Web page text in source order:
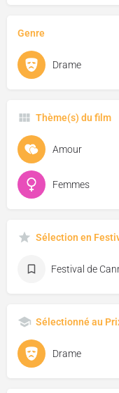
Genre
Drame
Thème(s) du film
Amour
Femmes
Sélection en
Festival de
Sélectionné au
Drame